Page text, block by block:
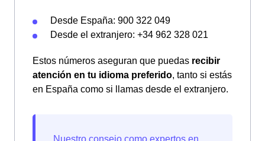
Desde España: 900 322 049
Desde el extranjero: +34 962 328 021
Estos números aseguran que puedas recibir
atención en tu idioma preferido, tanto si estás
en España como si llamas desde el extranjero.